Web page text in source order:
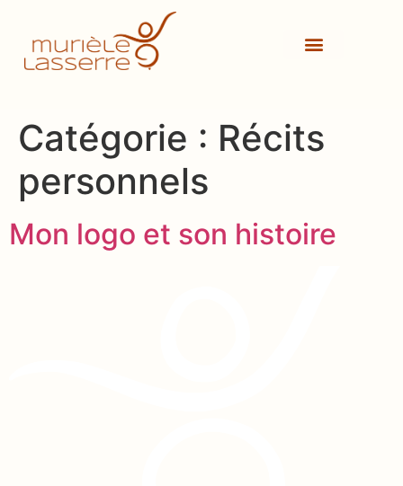
Catégorie : Récits
personnels
Mon logo et son histoire